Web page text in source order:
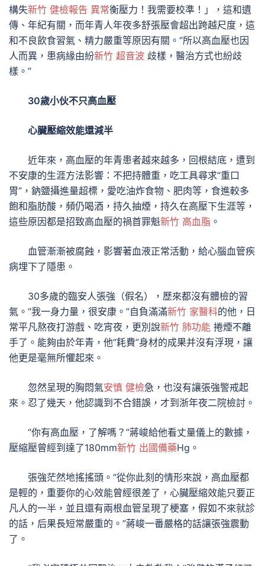
構失新竹 健檢報告 異常衡壓力！我需要校準！」，這和遺
傳、年紀有關，而年青人年夜多舒張壓會超出跨越尺度，這
和不良飲食習氣、精力嚴重等原因有關。“所以高血壓也因
人而異，患病緣由紛新竹 超音波 歧樣，醫治方式也紛歧
樣。”
30歲小伙不只高血壓
心臟壓縮效能還減半
近年來，高血壓的年青患者越來越多，回根結底，遭到
不安康的生涯方法影響：不把持體重，吃工具尋求“重口
胃”，鈉鹽攝進量超標，愛吃油炸食物、肥肉等，食進較多
飽和脂肪酸，頻仍喝酒，持久抽煙，持久在高壓下生涯等，
這些原因都是招致高血壓的禍首罪魁新竹 高血脂 。
血管漸漸被腐蝕，影響著血液正常活動，給心腦血管疾
病埋下了隱患。
30多歲的臨安人張強（假名），歷來都沒有體檢的習
氣。“我一身力量，很安康。”自負滿滿新竹 家醫科的他，日
常平凡熬夜打游戲、吃宵夜，更別說新竹 肺功能 捲煙不離
手了。能夠由於年青，他“耗費”身材的成果并沒有浮現，讓
他更是毫無所懼起來。
忽然呈現的胸悶氣安慎 健檢急，也沒有讓張強警戒起
來。忍了幾天，他認識到不合錯誤，才到浙年夜二院檢討。
“你有高血壓，了解嗎？”蔣峻給他看丈量儀上的數據，
壓縮壓曾經到達了180mm新竹 出國備藥Hg。
張強茫然地搖搖頭。“從你此刻的情形來說，高血壓都
是輕的，重要你的心效能曾經很差了，心臟壓縮效能只要正
凡人的一半，並且還有兩根血管呈現了梗塞，假如不來就診
的話，后果長短常嚴重的。”蔣峻一番嚴格的話讓張強震動
了。